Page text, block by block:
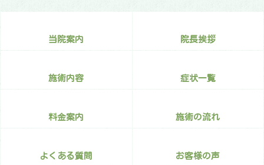
当院案内 院長挨拶
施術内容 症状一覧
料金案内 施術の流れ
よくある質問 お客様の声